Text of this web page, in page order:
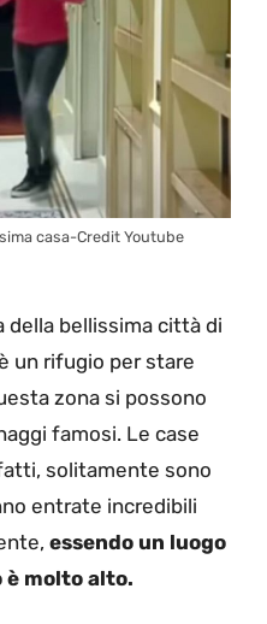
casa-Credit Youtube
della bellissima città di
un rifugio per stare
zona si possono
famosi. Le case
solitamente sono
entrate incredibili
essendo un luogo
molto alto.